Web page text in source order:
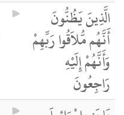
الَّذِينَ يَظُنُّونَ
أَنَّهُم مُّلاَقُوا رَبِّهِمْ
وَأَنَّهُمْ إِلَيْهِ
رَاجِعُونَ